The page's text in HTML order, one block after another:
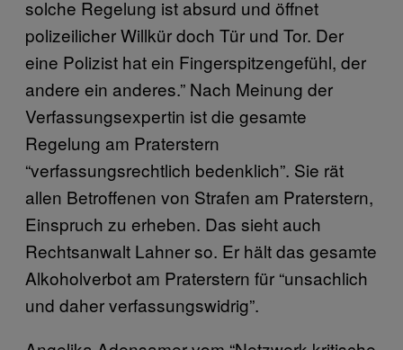
solche Regelung ist absurd und öffnet
polizeilicher Willkür doch Tür und Tor. Der
eine Polizist hat ein Fingerspitzengefühl, der
andere ein anderes.” Nach Meinung der
Verfassungsexpertin ist die gesamte
Regelung am Praterstern
“verfassungsrechtlich bedenklich”. Sie rät
allen Betroffenen von Strafen am Praterstern,
Einspruch zu erheben. Das sieht auch
Rechtsanwalt Lahner so. Er hält das gesamte
Alkoholverbot am Praterstern für “unsachlich
und daher verfassungswidrig”.